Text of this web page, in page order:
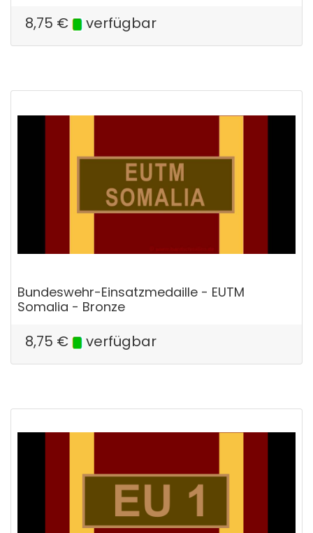
8,75 € verfügbar
Bundeswehr-Einsatzmedaille - EUTM
Somalia - Bronze
8,75 € verfügbar